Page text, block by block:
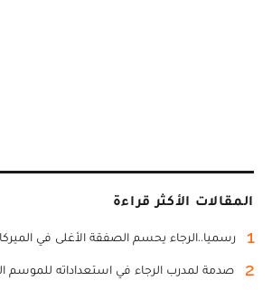
المقالات الأكثر قراءة
1 رسميا..الرجاء يحسم الصفقة الأغلى في
2 صدمة لمدرب الرجاء في استعداداته للموسم